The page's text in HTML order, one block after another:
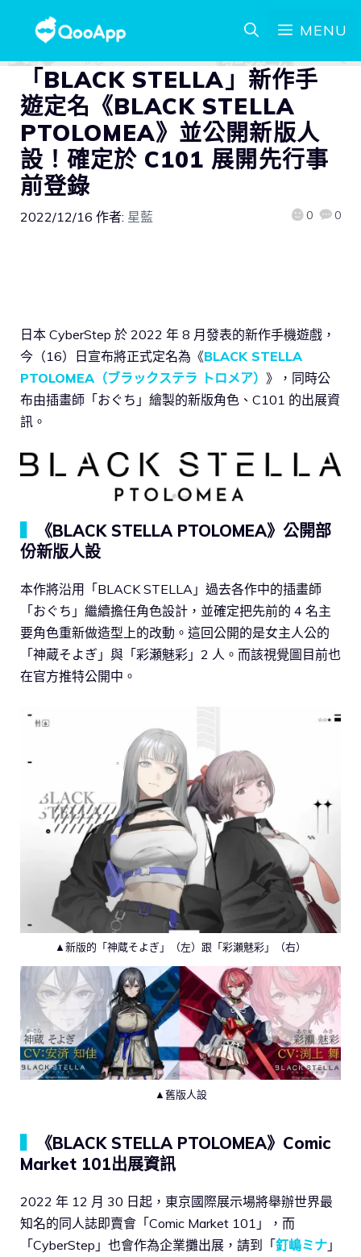
MENU
「BLACK STELLA」新作手
遊定名《BLACK STELLA
PTOLOMEA》並公開新版人
設！確定於 C101 展開先行事
前登錄
2022/12/16 作者: 星藍 0 0
日本 CyberStep 於 2022 年 8 月發表的新作手機遊戲，
今（16）日宣布將正式定名為《BLACK STELLA
PTOLOMEA（ブラックステラ トロメア） 》，同時公
布由插畫師「おぐち」繪製的新版角色、C101 的出展資
訊。
《BLACK STELLA PTOLOMEA》公開部
份新版人設
本作將沿用「BLACK STELLA」過去各作中的插畫師
「おぐち」繼續擔任角色設計，並確定把先前的 4 名主
要角色重新做造型上的改動。這回公開的是女主人公的
「神蔵そよぎ」與「彩瀬魅彩」2 人。而該視覺圖目前也
在官方推特公開中。
▲新版的「神蔵そよぎ」（左）跟「彩瀬魅彩」（右）
▲舊版人設
《BLACK STELLA PTOLOMEA》Comic
Market 101出展資訊
2022 年 12 月 30 日起，東京國際展示場將舉辦世界最
知名的同人誌即賣會「Comic Market 101」，而
「CyberStep」也會作為企業攤出展，請到「釘嶋ミナ 」